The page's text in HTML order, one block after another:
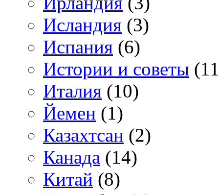
Исландия (3)
Испания (6)
Истории и советы
Италия (10)
Йемен (1)
Казахтсан (2)
Канада (14)
Китай (8)